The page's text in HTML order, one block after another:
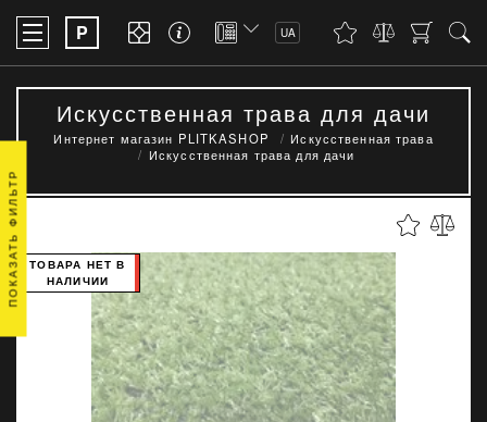
P UA
Искусственная трава для дачи
Интернет магазин PLITKASHOP
Искусственная трава
Искусственная трава для дачи
ТОВАРА НЕТ В
НАЛИЧИИ
ПОКАЗАТЬ ФИЛЬТР